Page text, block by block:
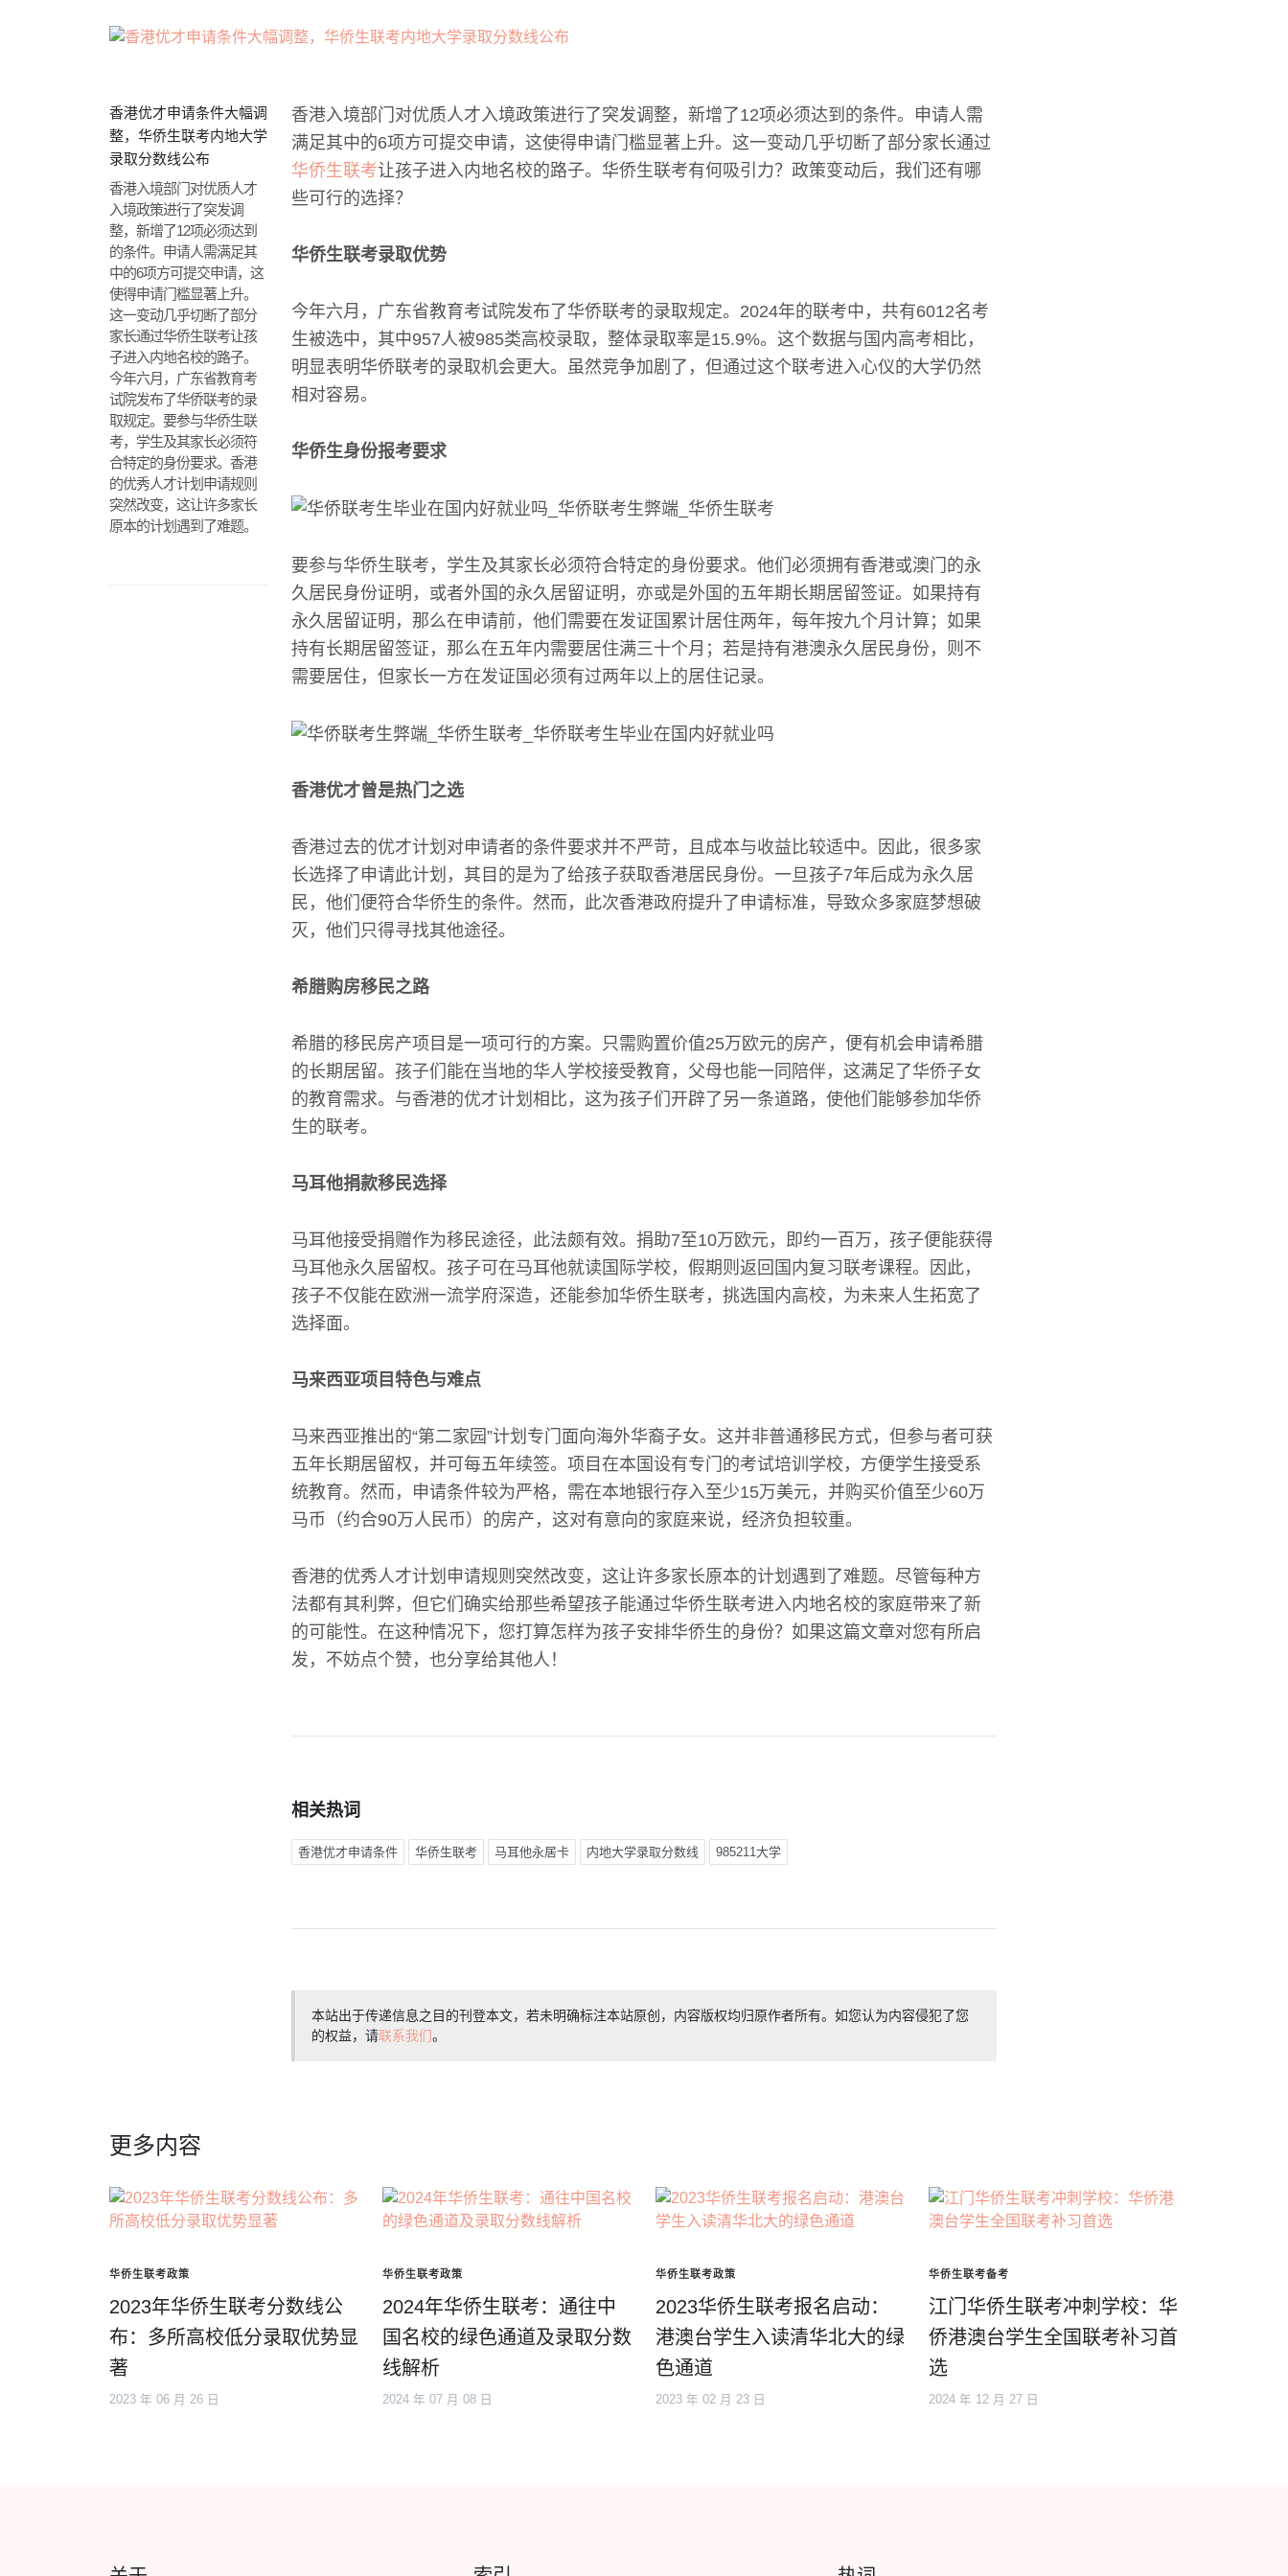
香港优才申请条件大幅调
整，华侨生联考内地大学
录取分数线公布
香港入境部门对优质人才
入境政策进行了突发调
整，新增了12项必须达到
的条件。申请人需满足其
中的6项方可提交申请，这
使得申请门槛显著上升。
这一变动几乎切断了部分
家长通过华侨生联考让孩
子进入内地名校的路子。
今年六月，广东省教育考
试院发布了华侨联考的录
取规定。要参与华侨生联
考，学生及其家长必须符
合特定的身份要求。香港
的优秀人才计划申请规则
突然改变，这让许多家长
原本的计划遇到了难题。
香港入境部门对优质人才入境政策进行了突发调整，新增了12项必须达到的条件。申请人需
满足其中的6项方可提交申请，这使得申请门槛显著上升。这一变动几乎切断了部分家长通过
华侨生联考让孩子进入内地名校的路子。华侨生联考有何吸引力？政策变动后，我们还有哪
些可行的选择？
华侨生联考录取优势
今年六月，广东省教育考试院发布了华侨联考的录取规定。2024年的联考中，共有6012名考
生被选中，其中957人被985类高校录取，整体录取率是15.9%。这个数据与国内高考相比，
明显表明华侨联考的录取机会更大。虽然竞争加剧了，但通过这个联考进入心仪的大学仍然
相对容易。
华侨生身份报考要求
要参与华侨生联考，学生及其家长必须符合特定的身份要求。他们必须拥有香港或澳门的永
久居民身份证明，或者外国的永久居留证明，亦或是外国的五年期长期居留签证。如果持有
永久居留证明，那么在申请前，他们需要在发证国累计居住两年，每年按九个月计算；如果
持有长期居留签证，那么在五年内需要居住满三十个月；若是持有港澳永久居民身份，则不
需要居住，但家长一方在发证国必须有过两年以上的居住记录。
香港优才曾是热门之选
香港过去的优才计划对申请者的条件要求并不严苛，且成本与收益比较适中。因此，很多家
长选择了申请此计划，其目的是为了给孩子获取香港居民身份。一旦孩子7年后成为永久居
民，他们便符合华侨生的条件。然而，此次香港政府提升了申请标准，导致众多家庭梦想破
灭，他们只得寻找其他途径。
希腊购房移民之路
希腊的移民房产项目是一项可行的方案。只需购置价值25万欧元的房产，便有机会申请希腊
的长期居留。孩子们能在当地的华人学校接受教育，父母也能一同陪伴，这满足了华侨子女
的教育需求。与香港的优才计划相比，这为孩子们开辟了另一条道路，使他们能够参加华侨
生的联考。
马耳他捐款移民选择
马耳他接受捐赠作为移民途径，此法颇有效。捐助7至10万欧元，即约一百万，孩子便能获得
马耳他永久居留权。孩子可在马耳他就读国际学校，假期则返回国内复习联考课程。因此，
孩子不仅能在欧洲一流学府深造，还能参加华侨生联考，挑选国内高校，为未来人生拓宽了
选择面。
马来西亚项目特色与难点
马来西亚推出的“第二家园”计划专门面向海外华裔子女。这并非普通移民方式，但参与者可获
五年长期居留权，并可每五年续签。项目在本国设有专门的考试培训学校，方便学生接受系
统教育。然而，申请条件较为严格，需在本地银行存入至少15万美元，并购买价值至少60万
马币（约合90万人民币）的房产，这对有意向的家庭来说，经济负担较重。
香港的优秀人才计划申请规则突然改变，这让许多家长原本的计划遇到了难题。尽管每种方
法都有其利弊，但它们确实给那些希望孩子能通过华侨生联考进入内地名校的家庭带来了新
的可能性。在这种情况下，您打算怎样为孩子安排华侨生的身份？如果这篇文章对您有所启
发，不妨点个赞，也分享给其他人！
相关热词
香港优才申请条件 华侨生联考 马耳他永居卡 内地大学录取分数线 985211大学
本站出于传递信息之目的刊登本文，若未明确标注本站原创，内容版权均归原作者所有。如您认为内容侵犯了您
的权益，请联系我们。
更多内容
华侨生联考政策
2023年华侨生联考分数线公
布：多所高校低分录取优势显
著
2023 年 06 月 26 日
华侨生联考政策
2024年华侨生联考：通往中
国名校的绿色通道及录取分数
线解析
2024 年 07 月 08 日
华侨生联考政策
2023华侨生联考报名启动：
港澳台学生入读清华北大的绿
色通道
2023 年 02 月 23 日
华侨生联考备考
江门华侨生联考冲刺学校：华
侨港澳台学生全国联考补习首
选
2024 年 12 月 27 日